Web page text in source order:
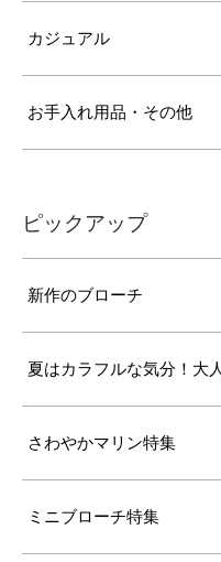
カジュアル
お手入れ用品・その他
ピックアップ
新作のブローチ
夏はカラフルな気分！大
さわやかマリン特集
ミニブローチ特集